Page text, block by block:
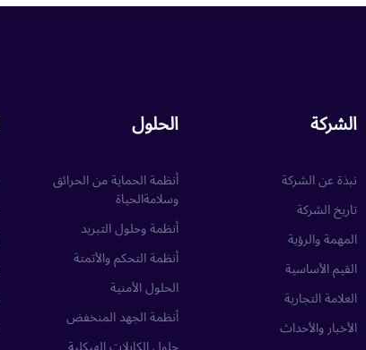
الشركة
نبذة عن الشركة
تاريخ الشركة
المهمة والرؤية
القيم الأساسية
العلامة التجارية
الأخبار والأحداث
الحلول
أنظمة الحماية من الحرائق
وسلامةالحياة
أنظمة وحلول التبريد
أنظمة التحكم والأتمتة
الحلول الأمنية
أنظمة الجهد المنخفض